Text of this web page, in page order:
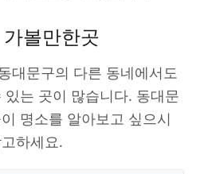
볼만한곳
대문구의 다른 동네에서도
는 곳이 많습니다. 동대문
명소를 알아보고 싶으시
하세요.